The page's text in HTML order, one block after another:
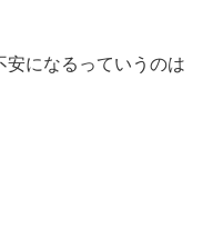
安になるっていうのは